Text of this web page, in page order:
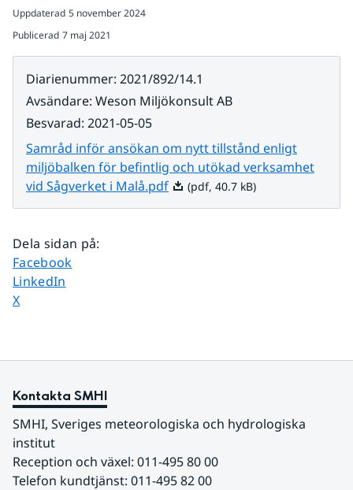
Uppdaterad 5 november 2024
Publicerad 7 maj 2021
Diarienummer: 2021/892/14.1
Avsändare: Weson Miljökonsult AB
Besvarad: 2021-05-05
Samråd inför ansökan om nytt tillstånd enligt
miljöbalken för befintlig och utökad verksamhet
vid Sågverket i Malå.pdfPdf, 40.7 kB.
(pdf, 40.7 kB)
Dela sidan på:
Dela sidan på
Facebook
Dela sidan på
LinkedIn
Dela sidan på
X
Kontakta SMHI
SMHI, Sveriges meteorologiska och hydrologiska
institut
Reception och växel: 011-495 80 00
Telefon kundtjänst: 011-495 82 00